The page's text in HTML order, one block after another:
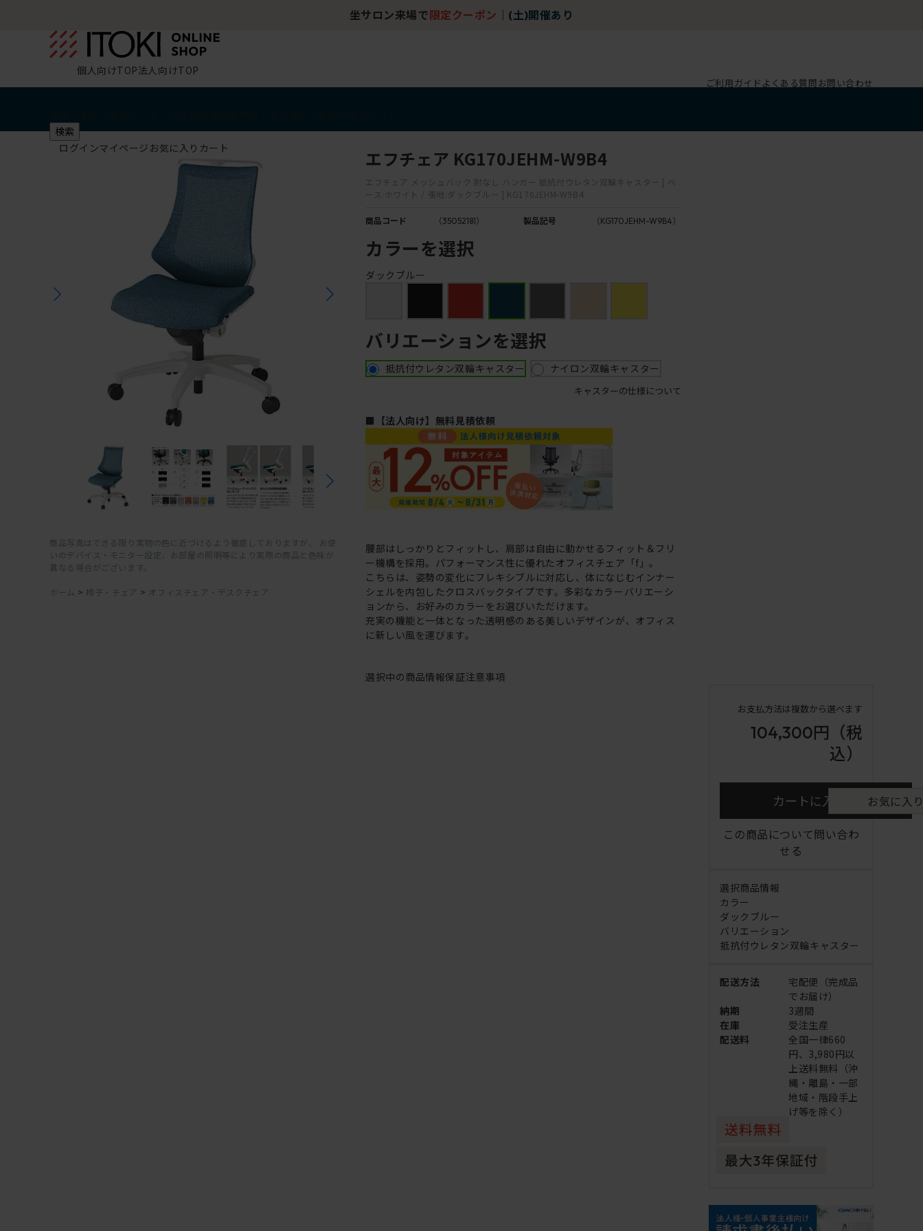
坐サロン来場で 限定クーポン (土)開催あり
個人向けTOP法人向けTOP
ご利用ガイド よくある質問お問い合わせ
検索
ログインマイページ お気に入り カート
商品写真はできる限り実物の色に近づけるよう徹底しておりますが、 お使
いのデバイス・モニター設定、お部屋の照明等により実際の商品と色味が
異なる場合がございます。
ホーム > 椅子・チェア > オフィスチェア・デスクチェア
エフチェア KG170JEHM-W9B4
エフチェア メッシュバック 肘なし ハンガー 抵抗付ウレタン双輪キャスター [ ベ
ース:ホワイト / 張地:ダックブルー ] KG170JEHM-W9B4
商品コード （35052181） 製品記号 （KG170JEHM-W9B4）
カラーを選択
ダックブルー
バリエーションを選択
抵抗付ウレタン双輪キャスター ナイロン双輪キャスター
キャスターの仕様について
■【法人向け】無料見積依頼
腰部はしっかりとフィットし、肩部は自由に動かせるフィット＆フリ
ー機構を採用。パフォーマンス性に優れたオフィスチェア「f」。
こちらは、姿勢の変化にフレキシブルに対応し、体になじむインナー
シェルを内包したクロスバックタイプです。多彩なカラーバリエーシ
ョンから、お好みのカラーをお選びいただけます。
充実の機能と一体となった透明感のある美しいデザインが、オフィス
に新しい風を運びます。
選択中の商品情報保証注意事項
お支払方法は複数から選べます
104,300円 （税
込）
カートに入れる お気に入
この商品について問い合わ
せる
選択商品情報
カラー
ダックブルー
バリエーション
抵抗付ウレタン双輪キャスター
配送方法
宅配便（完成品
でお届け）
納期
3週間
在庫
受注生産
配送料
全国一律660
円、3,980円以
上送料無料（沖
縄・離島・一部
地域・階段手上
げ等を除く）